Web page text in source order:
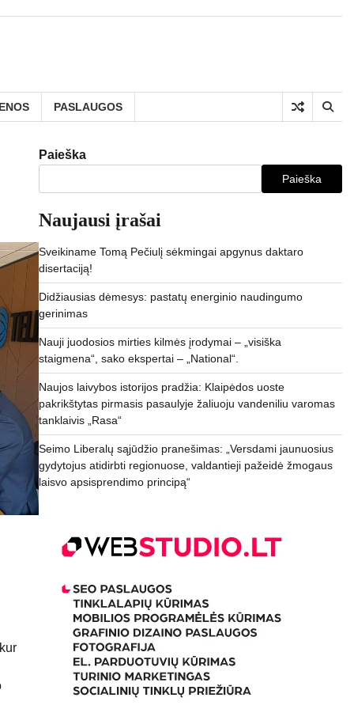
PASLAUGOS
Paieška
Paieška
Naujausi įrašai
Sveikiname Tomą Pečiulį sėkmingai apgynus daktaro
disertaciją!
Didžiausias dėmesys: pastatų energinio naudingumo
gerinimas
Nauji juodosios mirties kilmės įrodymai – „visiška
staigmena“, sako ekspertai – „National“.
Naujos laivybos istorijos pradžia: Klaipėdos uoste
pakrikštytas pirmasis pasaulyje žaliuoju vandeniliu varomas
tanklaivis „Rasa“
Seimo Liberalų sąjūdžio pranešimas: „Versdami jaunuosius
gydytojus atidirbti regionuose, valdantieji pažeidė žmogaus
laisvo apsisprendimo principą“